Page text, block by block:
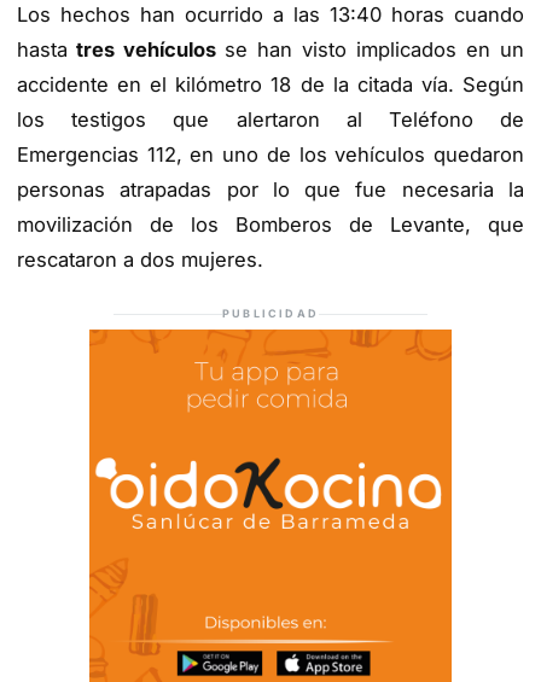
Los hechos han ocurrido a las 13:40 horas cuando
hasta tres vehículos se han visto implicados en un
accidente en el kilómetro 18 de la citada vía. Según
los testigos que alertaron al Teléfono de
Emergencias 112, en uno de los vehículos quedaron
personas atrapadas por lo que fue necesaria la
movilización de los Bomberos de Levante, que
rescataron a dos mujeres.
PUBLICIDAD